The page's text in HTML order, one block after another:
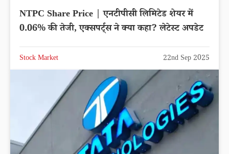
NTPC Share Price | एनटीपीसी लिमिटेड शेयर में
0.06% की तेजी, एक्सपर्ट्स ने क्या कहा? लेटेस्ट अपडेट
Stock Market 22nd Sep 2025